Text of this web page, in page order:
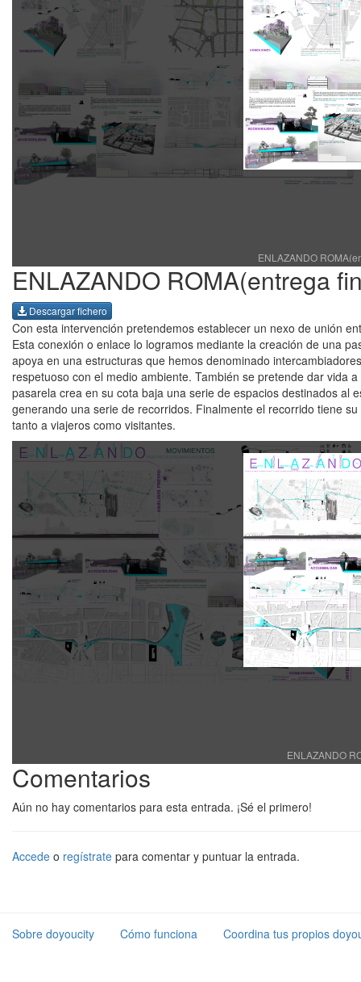
ENLAZANDO
ENLAZANDO ROMA(entrega
Descargar fichero
Con esta intervención pretendemos establecer un nexo de unión
Esta conexión o enlace lo logramos mediante la creación de una
apoya en una estructuras que hemos denominado
respetuoso con el medio ambiente. También se pretende dar vida
pasarela crea en su cota baja una serie de espacios destinados al
generando una serie de recorridos. Finalmente el recorrido tiene
tanto a viajeros como visitantes.
ENLAZANDO
Comentarios
Aún no hay comentarios para esta entrada. ¡Sé el primero!
Accede o regístrate para comentar y puntuar la entrada.
Sobre doyoucity Cómo funciona Coordina tus propios